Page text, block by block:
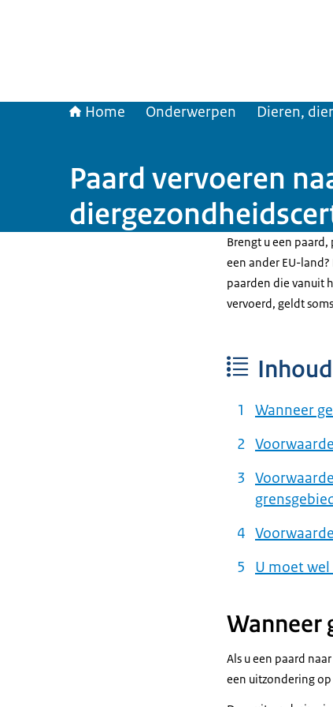
Home Onderwerpen Dieren,
Paard vervoeren
Brengt u een
een ander EU-
paarden die vanuit
vervoerd, geldt
Wanneer
U moet
Wanneer
Als u een paard
een uitzondering